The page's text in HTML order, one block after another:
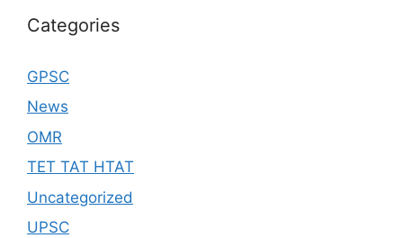
Categories
GPSC
News
OMR
TET TAT HTAT
Uncategorized
UPSC